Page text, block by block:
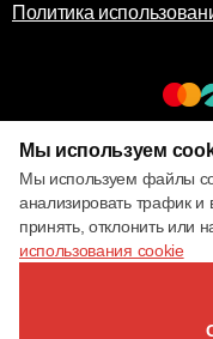
Политика
©
Мы используем
Мы используем файлы
анализировать трафик
принять, отклонить или
использования cookie